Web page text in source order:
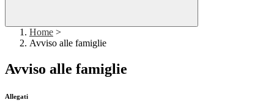
Home >
Avviso alle famiglie
Avviso alle famiglie
Allegati